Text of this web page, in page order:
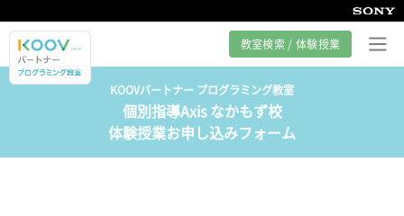
教室検索 / 体験授業
プログラミング教室とは
カリキュラム紹介
KOOVパートナー プログラミング教室
個別指導Axis なかもず校
体験授業お申し込みフォーム